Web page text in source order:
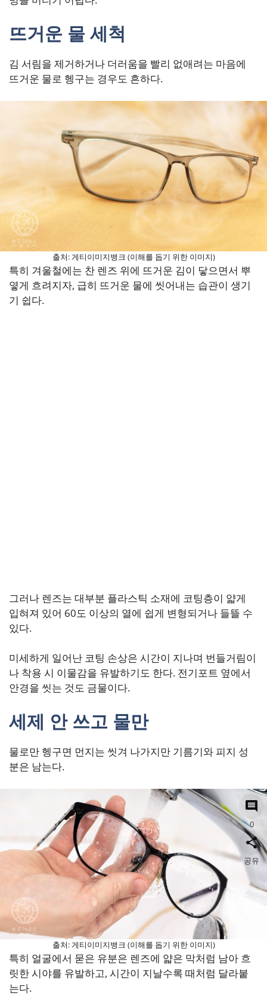
뜨거운 물 세척
김 서림을 제거하거나 더러움을 빨리 없애려는 마음에
뜨거운 물로 헹구는 경우도 흔하다.
출처: 게티이미지뱅크 (이해를 돕기 위한 이미지)
특히 겨울철에는 찬 렌즈 위에 뜨거운 김이 닿으면서 뿌
옇게 흐려지자, 급히 뜨거운 물에 씻어내는 습관이 생기
기 쉽다.
그러나 렌즈는 대부분 플라스틱 소재에 코팅층이 얇게
입혀져 있어 60도 이상의 열에 쉽게 변형되거나 들뜰 수
있다.
미세하게 일어난 코팅 손상은 시간이 지나며 번들거림이
나 착용 시 이물감을 유발하기도 한다. 전기포트 옆에서
안경을 씻는 것도 금물이다.
세제 안 쓰고 물만
물로만 헹구면 먼지는 씻겨 나가지만 기름기와 피지 성
분은 남는다.
출처: 게티이미지뱅크 (이해를 돕기 위한 이미지)
특히 얼굴에서 묻은 유분은 렌즈에 얇은 막처럼 남아 흐
릿한 시야를 유발하고, 시간이 지날수록 때처럼 달라붙
는다.
0
공유